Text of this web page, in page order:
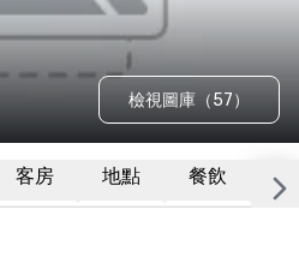
檢視圖庫（57）
客房 地點 餐飲 更